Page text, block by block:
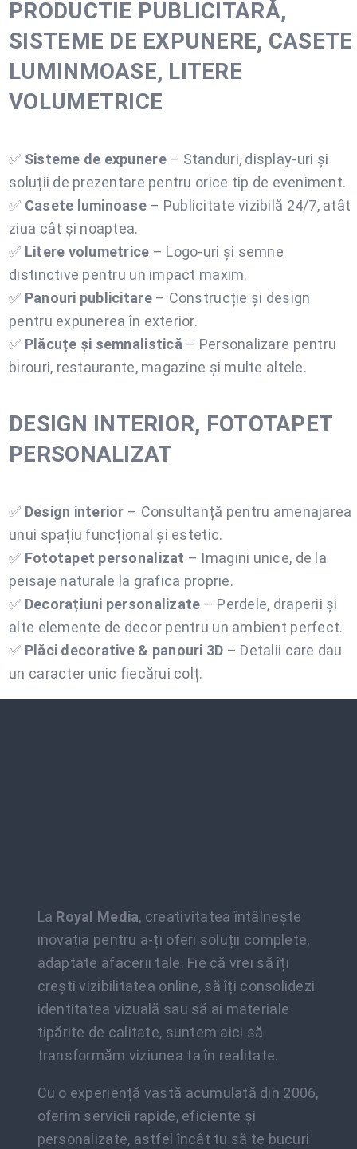
PRODUCTIE PUBLICITARĂ,
SISTEME DE EXPUNERE, CASETE
LUMINMOASE, LITERE
VOLUMETRICE
✅ Sisteme de expunere– Standuri, display-uri și
soluții de prezentare pentru orice tip de eveniment.
✅ Casete luminoase – Publicitate vizibilă 24/7, atât
ziua cât și noaptea.
✅ Litere volumetrice – Logo-uri și semne
distinctive pentru un impact maxim.
✅ Panouri publicitare– Construcție și design
pentru expunerea în exterior.
✅ Plăcuțe și semnalistică – Personalizare pentru
birouri, restaurante, magazine și multe altele.
DESIGN INTERIOR, FOTOTAPET
PERSONALIZAT
✅ Design interior – Consultanță pentru amenajarea
unui spațiu funcțional și estetic.
✅ Fototapet personalizat – Imagini unice, de la
peisaje naturale la grafica proprie.
✅ Decorațiuni personalizate – Perdele, draperii și
alte elemente de decor pentru un ambient perfect.
✅ Plăci decorative & panouri 3D – Detalii care dau
un caracter unic fiecărui colț.
La Royal Media, creativitatea întâlnește
inovația pentru a-ți oferi soluții complete,
adaptate afacerii tale. Fie că vrei să îți
crești vizibilitatea online, să îți consolidezi
identitatea vizuală sau să ai materiale
tipărite de calitate, suntem aici să
transformăm viziunea ta în realitate.
Cu o experiență vastă acumulată din 2006,
oferim servicii rapide, eficiente și
personalizate, astfel încât tu să te bucuri